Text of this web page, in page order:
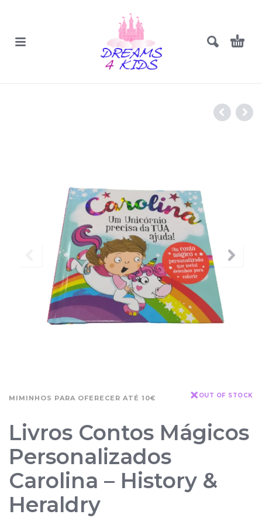
MIMINHOS PARA OFERECER ATÉ 10€ OUT OF STOCK
Livros Contos Mágicos
Personalizados
Carolina – History &
Heraldry